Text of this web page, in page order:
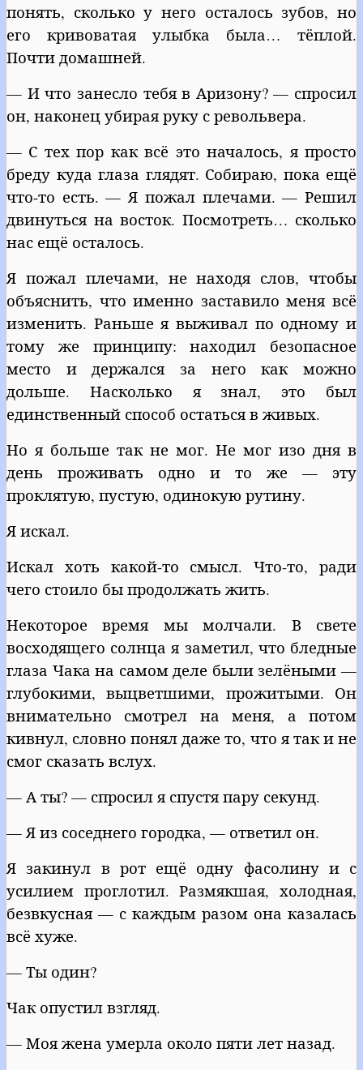
понять, сколько у него осталось зубов, но
его кривоватая улыбка была… тёплой.
Почти домашней.
— И что занесло тебя в Аризону? — спросил
он, наконец убирая руку с револьвера.
— С тех пор как всё это началось, я просто
бреду куда глаза глядят. Собираю, пока ещё
что-то есть. — Я пожал плечами. — Решил
двинуться на восток. Посмотреть… сколько
нас ещё осталось.
Я пожал плечами, не находя слов, чтобы
объяснить, что именно заставило меня всё
изменить. Раньше я выживал по одному и
тому же принципу: находил безопасное
место и держался за него как можно
дольше. Насколько я знал, это был
единственный способ остаться в живых.
Но я больше так не мог. Не мог изо дня в
день проживать одно и то же — эту
проклятую, пустую, одинокую рутину.
Я искал.
Искал хоть какой-то смысл. Что-то, ради
чего стоило бы продолжать жить.
Некоторое время мы молчали. В свете
восходящего солнца я заметил, что бледные
глаза Чака на самом деле были зелёными —
глубокими, выцветшими, прожитыми. Он
внимательно смотрел на меня, а потом
кивнул, словно понял даже то, что я так и не
смог сказать вслух.
— А ты? — спросил я спустя пару секунд.
— Я из соседнего городка, — ответил он.
Я закинул в рот ещё одну фасолину и с
усилием проглотил. Размякшая, холодная,
безвкусная — с каждым разом она казалась
всё хуже.
— Ты один?
Чак опустил взгляд.
— Моя жена умерла около пяти лет назад.